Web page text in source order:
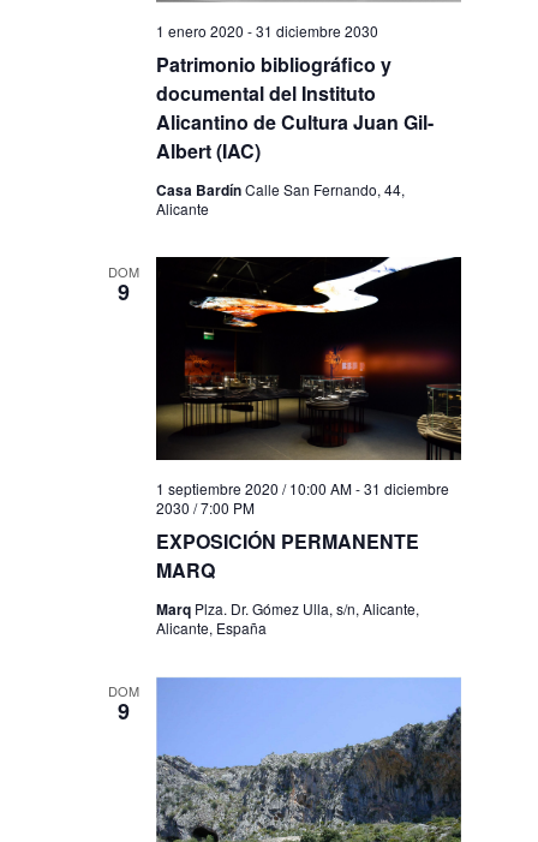
Patrimonio bibliográfico y
documental del Instituto
Alicantino de Cultura Juan Gil-
Albert (IAC)
1 enero 2020 -31 diciembre 2030
Casa BardínCalle San Fernando, 44,
Alicante
DOM
9
EXPOSICIÓN PERMANENTE
MARQ
1 septiembre 2020 / 10:00 AM-31 diciembre
2030 / 7:00 PM
Marq Plza. Dr. Gómez Ulla, s/n, Alicante,
Alicante, España
DOM
9